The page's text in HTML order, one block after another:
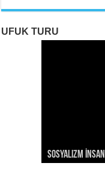
UFUK TURU
Sosyalizm
Gerileyişi -III
Gerileyişi -II
Gerileyişi*
Rojava Devrimi